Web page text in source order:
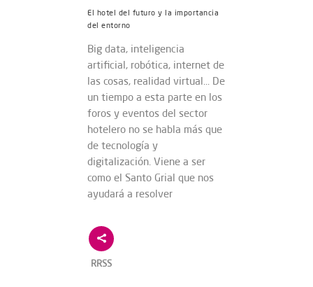
El hotel del futuro y la importancia
del entorno
Big data, inteligencia
artificial, robótica, internet de
las cosas, realidad virtual… De
un tiempo a esta parte en los
foros y eventos del sector
hotelero no se habla más que
de tecnología y
digitalización. Viene a ser
como el Santo Grial que nos
ayudará a resolver
RRSS